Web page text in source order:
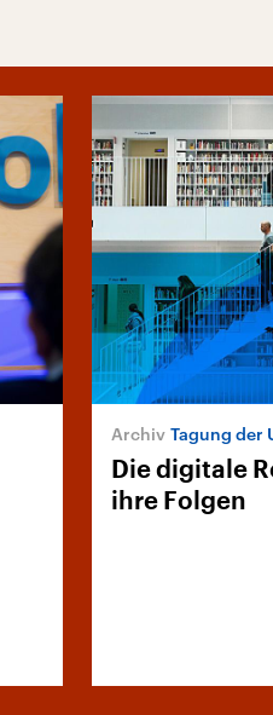
Tagung der
Die digitale
ihre Folgen